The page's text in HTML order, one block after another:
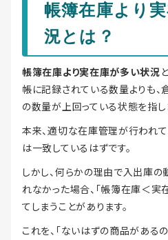
帳簿在庫より
況とは？
帳簿在庫より実在庫が多い状況
帳に記録されている数量よりも
の数量が上回っている状態を指し
本来、適切な在庫管理が行われ
は一致しているはずです。
しかし、何らかの理由で入出庫
れなかった場合、「帳簿在庫＜実
てしまうことがあります。
これを、「ないはずの商品がある